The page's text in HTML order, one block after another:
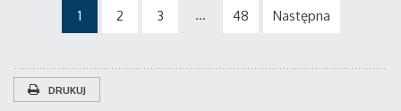
1 2 3 ... 48 Następna
DRUKUJ